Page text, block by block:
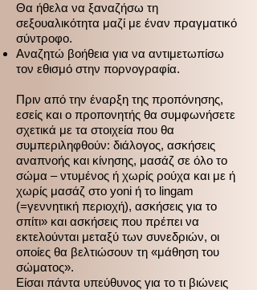
Θα ήθελα να ξαναζήσω τη
σεξουαλικότητα μαζί με έναν πραγματικό
σύντροφο.
Αναζητώ βοήθεια για να αντιμετωπίσω
τον εθισμό στην πορνογραφία.
Πριν από την έναρξη της προπόνησης,
εσείς και ο προπονητής θα συμφωνήσετε
σχετικά με τα στοιχεία που θα
συμπεριληφθούν: διάλογος, ασκήσεις
αναπνοής και κίνησης, μασάζ σε όλο το
σώμα – ντυμένος ή χωρίς ρούχα και με ή
χωρίς μασάζ στο yoni ή το lingam
(=γεννητική περιοχή), ασκήσεις για το
σπίτι» και ασκήσεις που πρέπει να
εκτελούνται μεταξύ των συνεδριών, οι
οποίες θα βελτιώσουν τη «μάθηση του
σώματος».
Είσαι πάντα υπεύθυνος για το τι βιώνεις